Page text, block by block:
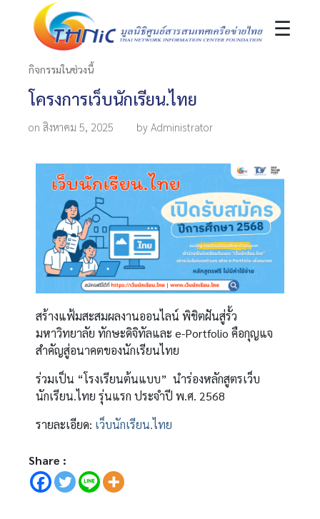
☰
กิจกรรมในช่วงนี้
โครงการเว็บนักเรียน.ไทย
on สิงหาคม 5, 2025 by Administrator
สร้างแฟ้มสะสมผลงานออนไลน์ พิชิตฝันสู่รั้ว
มหาวิทยาลัย ทักษะดิจิทัลและ e-Portfolio คือกุญแจ
สำคัญสู่อนาคตของนักเรียนไทย
ร่วมเป็น “โรงเรียนต้นแบบ” นำร่องหลักสูตรเว็บ
นักเรียน.ไทย รุ่นแรก ประจำปี พ.ศ. 2568
รายละเอียด: เว็บนักเรียน.ไทย
Share :